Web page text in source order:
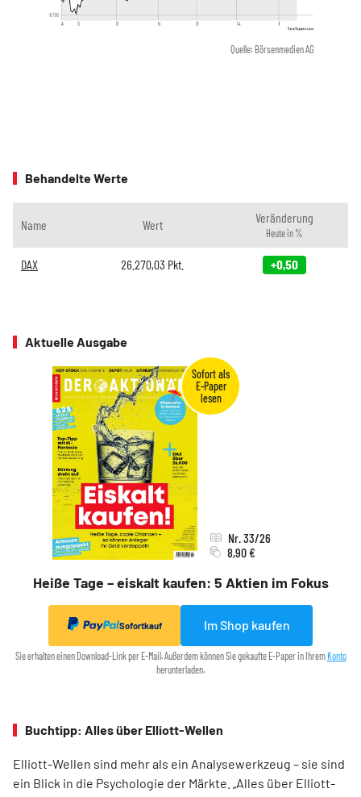
Quelle: Börsenmedien AG
Behandelte Werte
Name Wert Veränderung
Heute in %
DAX 26.270,03 Pkt. +0,50
Aktuelle Ausgabe
Heiße Tage – eiskalt kaufen: 5 Aktien im Fokus
Nr. 33/26
8,90 €
Sofortkauf Im Shop kaufen
Sie erhalten einen Download-Link per E-Mail. Außerdem können Sie gekaufte E-Paper in IhremKonto
herunterladen.
Buchtipp: Alles über Elliott-Wellen
Elliott-Wellen sind mehr als ein Analysewerkzeug – sie sind
ein Blick in die Psychologie der Märkte. „Alles über Elliott-